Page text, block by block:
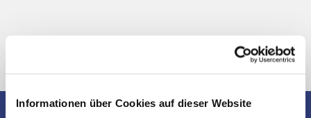
Informationen über Cookies auf dieser Website